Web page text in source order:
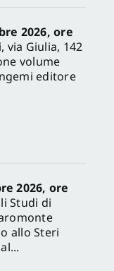
2026, ore
via Giulia, 142
volume
editore
2026, ore
Studi di
allo Steri